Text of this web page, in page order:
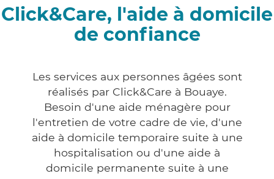
Click&Care, l'aide à domicile
de confiance
Les services aux personnes âgées sont
réalisés par Click&Care à Bouaye.
Besoin d'une aide ménagère pour
l'entretien de votre cadre de vie, d'une
aide à domicile temporaire suite à une
hospitalisation ou d'une aide à
domicile permanente suite à une